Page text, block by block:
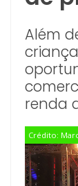
Além
renda
Crédito: